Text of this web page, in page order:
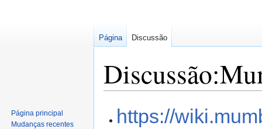
Saltar
para
Saltar
parahttps://
Página Discussão
Página principal
Mudanças recentes